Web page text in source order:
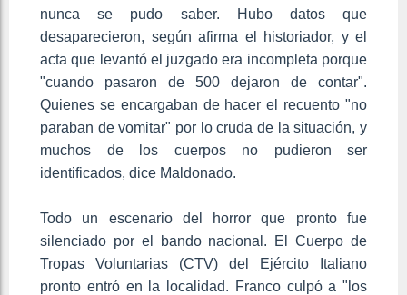
nunca se pudo saber. Hubo datos que
desaparecieron, según afirma el historiador, y el
acta que levantó el juzgado era incompleta porque
"cuando pasaron de 500 dejaron de contar".
Quienes se encargaban de hacer el recuento "no
paraban de vomitar" por lo cruda de la situación, y
muchos de los cuerpos no pudieron ser
identificados, dice Maldonado.
Todo un escenario del horror que pronto fue
silenciado por el bando nacional. El Cuerpo de
Tropas Voluntarias (CTV) del Ejército Italiano
pronto entró en la localidad. Franco culpó a "los